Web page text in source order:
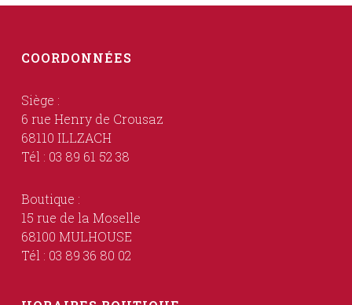
COORDONNÉES
Siège :
6 rue Henry de Crousaz
68110 ILLZACH
Tél : 03 89 61 52 38
Boutique :
15 rue de la Moselle
68100 MULHOUSE
Tél : 03 89 36 80 02